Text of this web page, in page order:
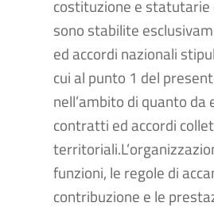
costituzione e statutarie
sono stabilite
ed accordi nazionali
cui al punto 1 del
nell’ambito di quanto da
contratti ed accordi
funzioni, le regole di
contribuzione e le